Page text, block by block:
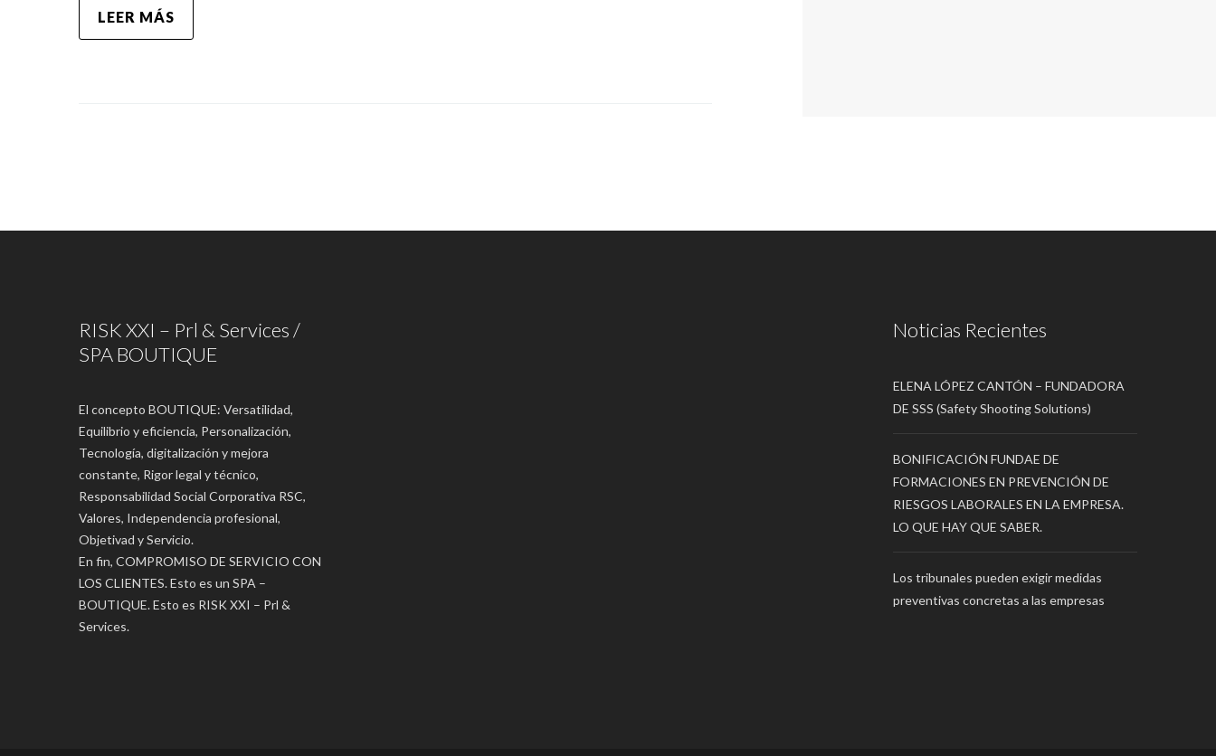
LEER MÁS
RISK XXI – Prl & Services /
SPA BOUTIQUE
El concepto BOUTIQUE: Versatilidad,
Equilibrio y eficiencia, Personalización,
Tecnología, digitalización y mejora
constante, Rigor legal y técnico,
Responsabilidad Social Corporativa RSC,
Valores, Independencia profesional,
Objetivad y Servicio.
En fin, COMPROMISO DE SERVICIO CON
LOS CLIENTES. Esto es un SPA –
BOUTIQUE. Esto es RISK XXI – Prl &
Services.
Noticias Recientes
ELENA LÓPEZ CANTÓN – FUNDADORA
DE SSS (Safety Shooting Solutions)
BONIFICACIÓN FUNDAE DE
FORMACIONES EN PREVENCIÓN DE
RIESGOS LABORALES EN LA EMPRESA.
LO QUE HAY QUE SABER.
Los tribunales pueden exigir medidas
preventivas concretas a las empresas